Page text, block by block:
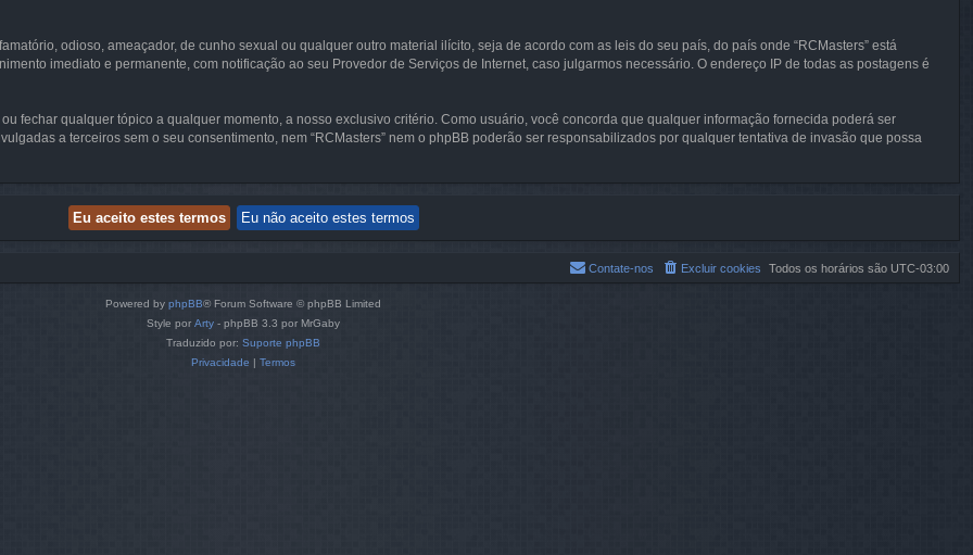
odioso, ameaçador, de cunho sexual ou qualquer outro material ilícito, seja de acordo com as leis do seu país, do país onde “RCMasters” está
imediato e permanente, com notificação ao seu Provedor de Serviços de Internet, caso julgarmos necessário. O endereço IP de todas as postagens é
fechar qualquer tópico a qualquer momento, a nosso exclusivo critério. Como usuário, você concorda que qualquer informação fornecida poderá ser
a terceiros sem o seu consentimento, nem “RCMasters” nem o phpBB poderão ser responsabilizados por qualquer tentativa de invasão que possa
Todos os horários são UTC-03:00
Excluir cookies
Contate-nos
Powered by phpBB® Forum Software © phpBB Limited
Style por Arty - phpBB 3.3 por MrGaby
Traduzido por: Suporte phpBB
Privacidade | Termos